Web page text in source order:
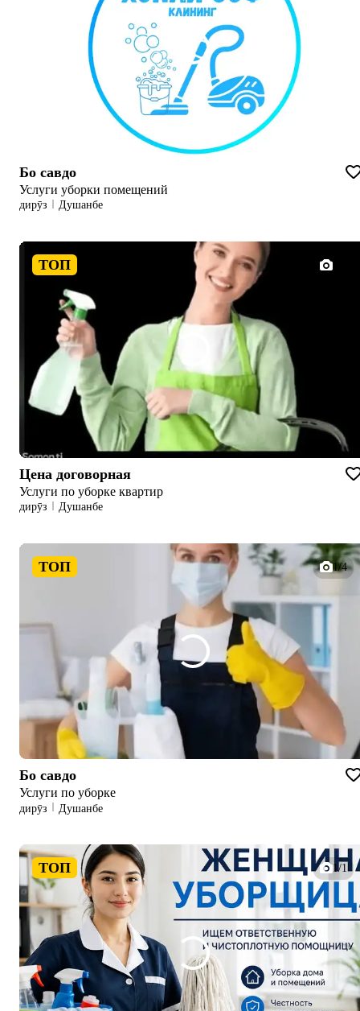
Бо савдо
Услуги уборки помещений
дирӯз Душанбе
ТОП
Цена договорная
Услуги по уборке квартир
дирӯз Душанбе
ТОП 1/4
Бо савдо
Услуги по уборке
дирӯз Душанбе
ТОП 1/1